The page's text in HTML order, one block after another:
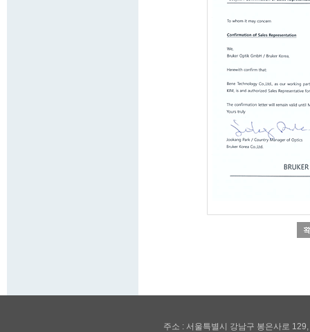
주소 : 서울특별시 강남구 봉은사로